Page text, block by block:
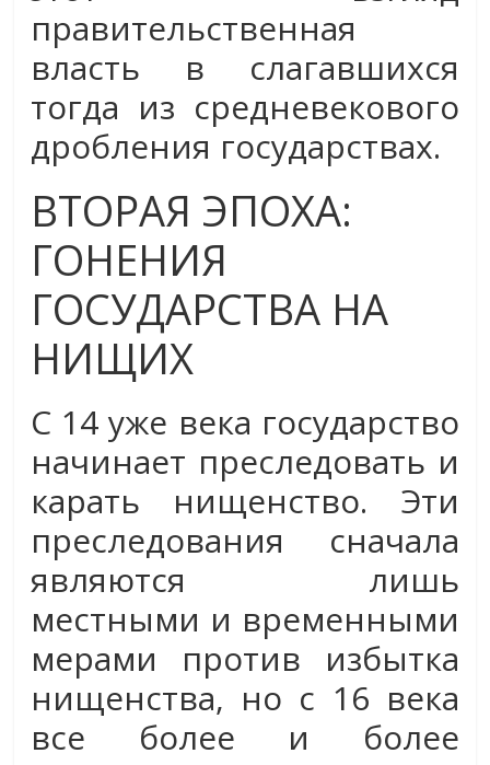
правительственная
власть в слагавшихся
тогда из средневекового
дробления государствах.
ВТОРАЯ ЭПОХА:
ГОНЕНИЯ
ГОСУДАРСТВА НА
НИЩИХ
С 14 уже века государство
начинает преследовать и
карать нищенство. Эти
преследования сначала
являются лишь
местными и временными
мерами против избытка
нищенства, но с 16 века
все более и более